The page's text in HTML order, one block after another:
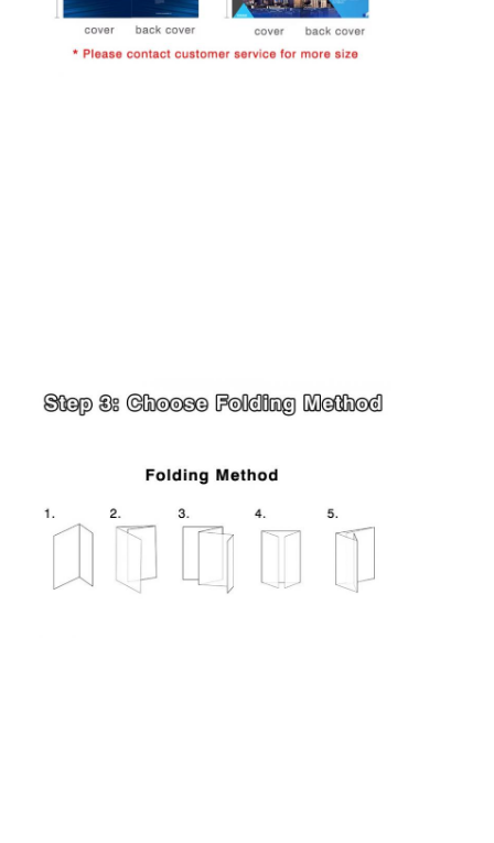
Noticias
Cuadro de visualización del contador
Etiqueta adhesiva